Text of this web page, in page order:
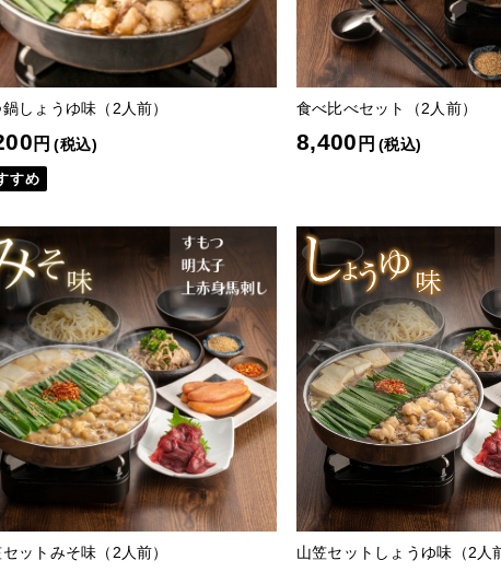
鍋しょうゆ味（2人前）
円 (税込)
すめ
食べ比べセット（2人前）
8,400 円 (税込)
ットみそ味（2人前） 山笠セットしょうゆ味（2人